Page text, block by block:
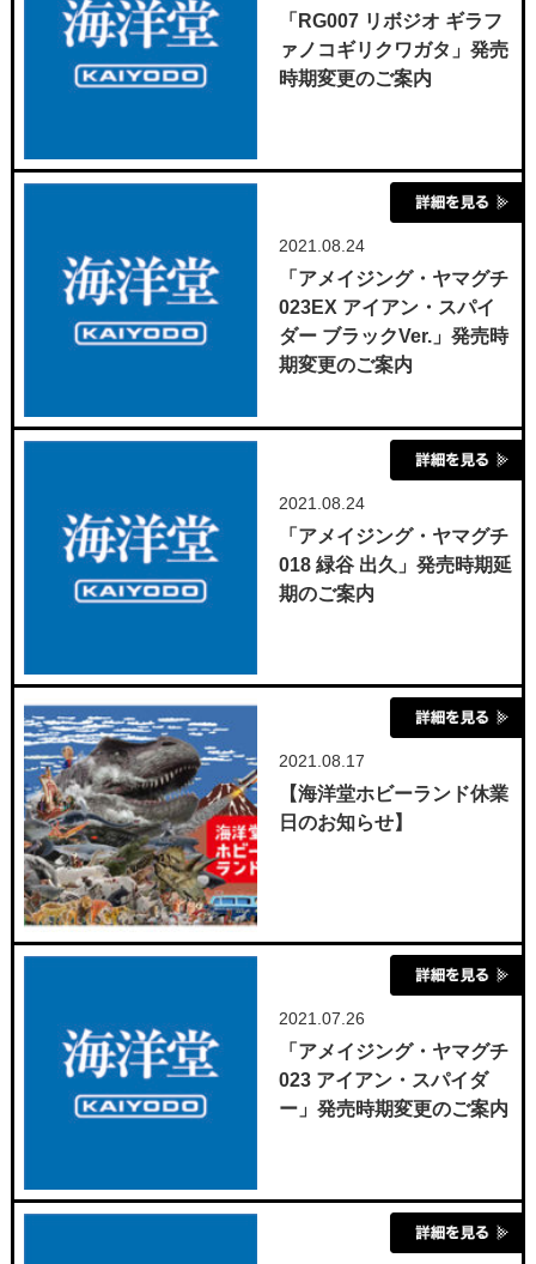
「RG007 リボジオ ギラフ
ァノコギリクワガタ」発売
時期変更のご案内
2021.08.24
「アメイジング・ヤマグチ
023EX アイアン・スパイ
ダー ブラックVer.」発売時
期変更のご案内
2021.08.24
「アメイジング・ヤマグチ
018 緑谷 出久」発売時期延
期のご案内
2021.08.17
【海洋堂ホビーランド休業
日のお知らせ】
2021.07.26
「アメイジング・ヤマグチ
023 アイアン・スパイダ
ー」発売時期変更のご案内